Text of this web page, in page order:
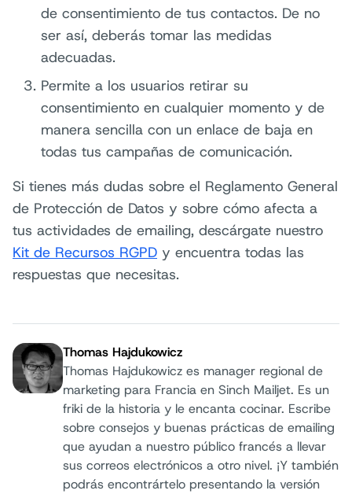
de consentimiento de tus contactos. De no
ser así, deberás tomar las medidas
adecuadas.
Permite a los usuarios retirar su
consentimiento en cualquier momento y de
manera sencilla con un enlace de baja en
todas tus campañas de comunicación.
Si tienes más dudas sobre el Reglamento General
de Protección de Datos y sobre cómo afecta a
tus actividades de emailing, descárgate nuestro
Kit de Recursos RGPD y encuentra todas las
respuestas que necesitas.
Autor:
Thomas Hajdukowicz
Thomas Hajdukowicz es manager regional de
marketing para Francia en Sinch Mailjet. Es un
friki de la historia y le encanta cocinar. Escribe
sobre consejos y buenas prácticas de emailing
que ayudan a nuestro público francés a llevar
sus correos electrónicos a otro nivel. ¡Y también
podrás encontrártelo presentando la versión